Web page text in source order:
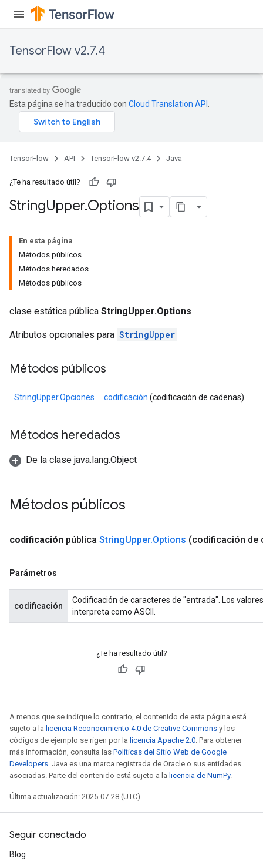
TensorFlow v2.7.4
Esta página se ha traducido con Cloud Translation API
TensorFlow API TensorFlow v2.7.4 Java
¿Te ha resultado útil?
StringUpper.Options
En esta página
Métodos públicos
Métodos heredados
Métodos públicos
clase estática pública StringUpper.Options
Atributos opcionales para StringUpper
Métodos públicos
StringUpper.Opciones codificación (codificación de cadenas)
Métodos heredados
De la clase java.lang.Object
Métodos públicos
codificación pública StringUpper.Options (codificación de
Parámetros
codificación
Codificación de caracteres de "entrada". Los
interpreta como ASCII.
¿Te ha resultado útil?
A menos que se indique lo contrario, el contenido de esta página está
sujeto a la licencia Reconocimiento 4.0 de Creative Commons y los
códigos de ejemplo se rigen por la licencia Apache 2.0. Para obtener
más información, consulta las Políticas del Sitio Web de Google
Developers. Java es una marca registrada de Oracle o sus entidades
asociadas. Parte del contenido está sujeto a la licencia de NumPy.
Última actualización: 2025-07-28 (UTC).
Seguir conectado
Blog